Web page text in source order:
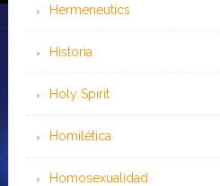
Hermeneutics
Historia
Holy Spirit
Homilética
Homosexualidad